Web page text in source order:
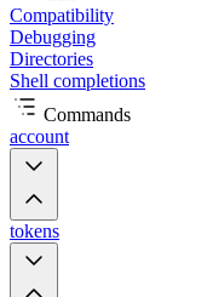
Compatibility
Debugging
Directories
Shell completions
Commands
account
tokens